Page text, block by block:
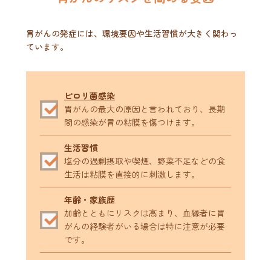
胃がんの発症には、環境要因や生活習慣が大きく関わっ
ています。
ピロリ菌感染
胃がんの最大の原因と言われており、長期
間の感染が胃の粘膜を傷つけます。
生活習慣
塩分の過剰摂取や喫煙、野菜不足などの食
生活は粘膜を直接的に刺激します。
年齢・家族歴
加齢とともにリスクは高まり、血縁者に胃
がんの経験者がいる場合は特に注意が必要
です。